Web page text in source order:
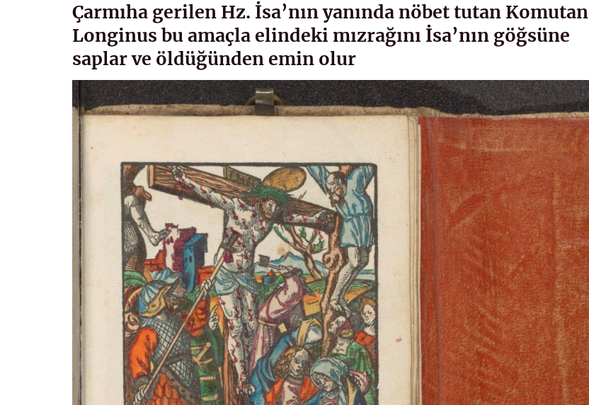
Çarmıha gerilen Hz. İsa’nın yanında nöbet tutan Komutan
Longinus bu amaçla elindeki mızrağını İsa’nın göğsüne
saplar ve öldüğünden emin olur